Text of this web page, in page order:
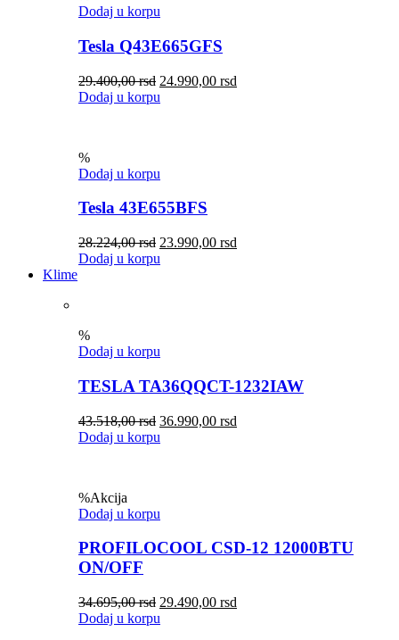
Dodaj u korpu
Tesla Q43E665GFS
29.400,00rsd 24.990,00 rsd
Dodaj u korpu
%
Dodaj u korpu
Tesla 43E655BFS
28.224,00rsd 23.990,00 rsd
Dodaj u korpu
Klime
%
Dodaj u korpu
TESLA TA36QQCT-1232IAW
43.518,00rsd 36.990,00 rsd
Dodaj u korpu
%Akcija
Dodaj u korpu
PROFILOCOOL CSD-12 12000BTU
ON/OFF
34.695,00rsd 29.490,00 rsd
Dodaj u korpu